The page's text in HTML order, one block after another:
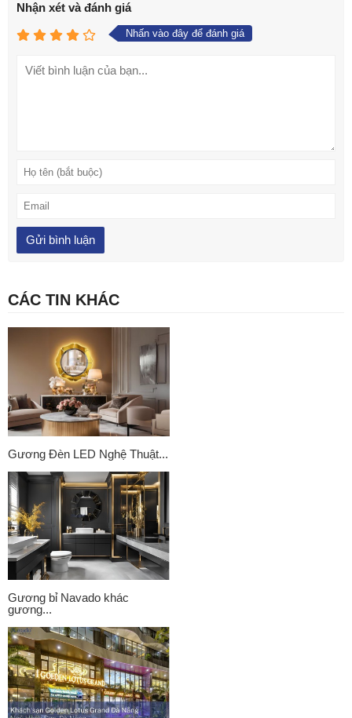
Nhận xét và đánh giá
Nhấn vào đây để đánh giá
CÁC TIN KHÁC
Gương Đèn LED Nghệ Thuật...
Gương bỉ Navado khác
gương...